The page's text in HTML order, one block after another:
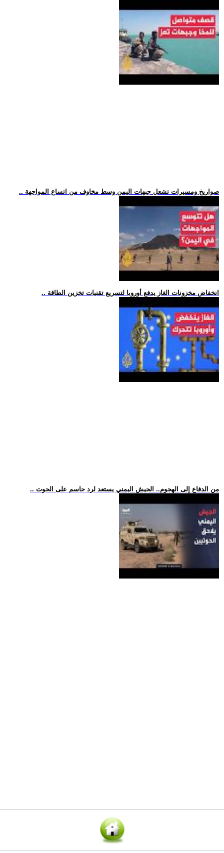
.. صواريخ ومسيرات تشعل جبهات اليمن وسط مخاوف من اتساع المواجهة
.. انخفاض مخزونات الغاز يدفع أوروبا لتسريع تقنيات تخزين الطاقة
.. من الدفاع إلى الهجوم.. الجيش اليمني يستعد لرد حاسم على الحوث